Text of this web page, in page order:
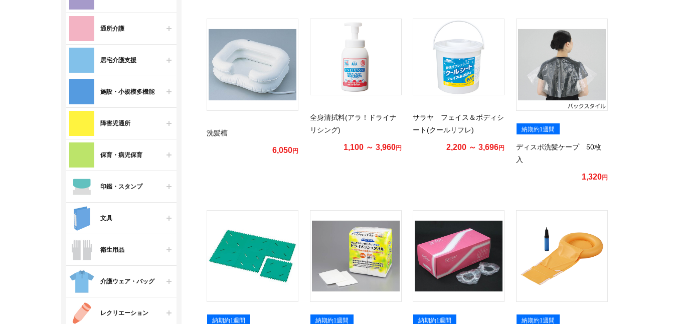
通所介護
居宅介護支援
施設・小規模多機能
障害児通所
保育・病児保育
印鑑・スタンプ
文具
衛生用品
介護ウェア・バッグ
レクリエーション
洗髪槽
6,050円
全身清拭料(アラ！ドライナ
リシング)
1,100 ～ 3,960円
サラヤ フェイス＆ボディシ
ート(クールリフレ)
2,200 ～ 3,696円
納期約1週間
ディスポ洗髪ケープ 50枚
入
1,320円
納期約1週間 納期約1週間 納期約1週間 納期約1週間